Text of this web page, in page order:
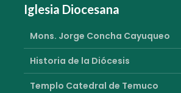
Iglesia Diocesana
Mons. Jorge Concha Cayuqueo
Historia de la Diócesis
Templo Catedral de Temuco